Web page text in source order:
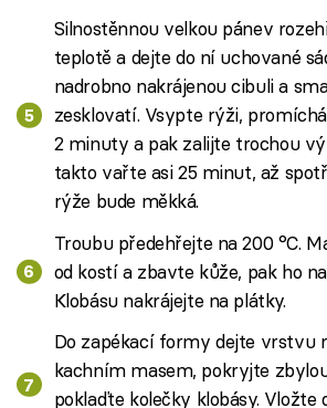
Silnostěnnou velkou pánev
teplotě a dejte do ní uchované
nadrobno nakrájenou cibuli a
zesklovatí. Vsypte rýži,
2 minuty a pak zalijte trochou
takto vařte asi 25 minut, až
rýže bude měkká.
Troubu předehřejte na 200 °C.
od kostí a zbavte kůže, pak ho
Klobásu nakrájejte na plátky.
Do zapékací formy dejte vrstvu
kachním masem, pokryjte
poklaďte kolečky klobásy. Vložte